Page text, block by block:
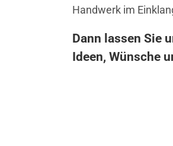
Handwerk im
Dann lassen Sie
Ideen, Wünsche